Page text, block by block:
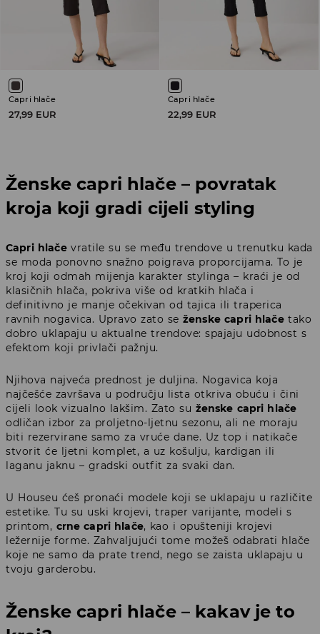
Capri hlače
27,99 EUR
Capri hlače
22,99 EUR
Ženske capri hlače – povratak
kroja koji gradi cijeli styling
Capri hlačevratile su se među trendove u trenutku kada
se moda ponovno snažno poigrava proporcijama. To je
kroj koji odmah mijenja karakter stylinga – kraći je od
klasičnih hlača, pokriva više od kratkih hlača i
definitivno je manje očekivan od tajica ili traperica
ravnih nogavica. Upravo zato se ženske capri hlačetako
dobro uklapaju u aktualne trendove: spajaju udobnost s
efektom koji privlači pažnju.
Njihova najveća prednost je duljina. Nogavica koja
najčešće završava u području lista otkriva obuću i čini
cijeli look vizualno lakšim. Zato su ženske capri hlače
odličan izbor za proljetno-ljetnu sezonu, ali ne moraju
biti rezervirane samo za vruće dane. Uz top i natikače
stvorit će ljetni komplet, a uz košulju, kardigan ili
laganu jaknu – gradski outfit za svaki dan.
U Houseu ćeš pronaći modele koji se uklapaju u različite
estetike. Tu su uski krojevi, traper varijante, modeli s
printom, crne capri hlače, kao i opušteniji krojevi
ležernije forme. Zahvaljujući tome možeš odabrati hlače
koje ne samo da prate trend, nego se zaista uklapaju u
tvoju garderobu.
Ženske capri hlače – kakav je to